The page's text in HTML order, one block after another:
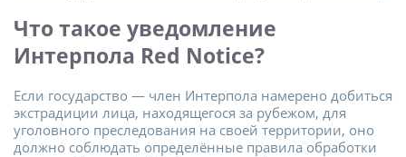
Что такое уведомление
Интерпола Red Notice?
Если государство — член Интерпола намерено добиться
экстрадиции лица, находящегося за рубежом, для
уголовного преследования на своей территории, оно
должно соблюдать определённые правила обработки